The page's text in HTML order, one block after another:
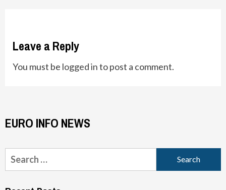
Leave a Reply
You must be logged into post a comment.
EURO INFO NEWS
Search
for: